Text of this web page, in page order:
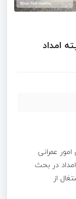
امداد
عمرانی
در بحث
از